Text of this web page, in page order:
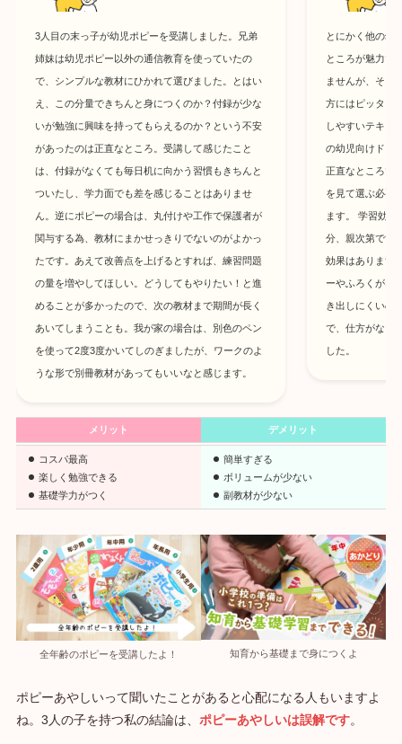
3人目の末っ子が幼児ポピーを受講しました。兄弟
姉妹は幼児ポピー以外の通信教育を使っていたの
で、シンプルな教材にひかれて選びました。とはい
え、この分量できちんと身につくのか？付録が少な
いが勉強に興味を持ってもらえるのか？という不安
があったのは正直なところ。受講して感じたこと
は、付録がなくても毎日机に向かう習慣もきちんと
ついたし、学力面でも差を感じることはありませ
ん。逆にポピーの場合は、丸付けや工作で保護者が
関与する為、教材にまかせっきりでないのがよかっ
たです。あえて改善点を上げるとすれば、練習問題
の量を増やしてほしい。どうしてもやりたい！と進
めることが多かったので、次の教材まで期間が長く
あいてしまうことも。我が家の場合は、別色のペン
を使って2度3度かいてしのぎましたが、ワークのよ
うな形で別冊教材があってもいいなと感じます。
とにかく他の幼
ところが魅力で
ませんが、そう
方にはピッタリ
しやすいテキス
の幼児向けドリ
正直なところで
を見て選ぶ必要
ます。 学習効果
分、親次第です
効果はあります
ーやふろくがな
き出しにくいの
で、仕方がない
した。
メリット デメリット
コスパ最高
楽しく勉強できる
基礎学力がつく
簡単すぎる
ボリュームが少ない
副教材が少ない
全年齢のポピーを受講したよ！ 知育から基礎まで身につくよ
ポピーあやしいって聞いたことがあると心配になる人もいますよ
ね。3人の子を持つ私の結論は、 ポピーあやしいは誤解です。